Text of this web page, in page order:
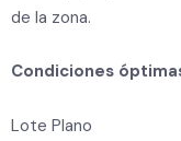
de la zona.
Condiciones
Lote Plano